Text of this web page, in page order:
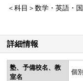
＜科目＞数学・英語・
詳細情報
塾、予備校名、教
室名
個